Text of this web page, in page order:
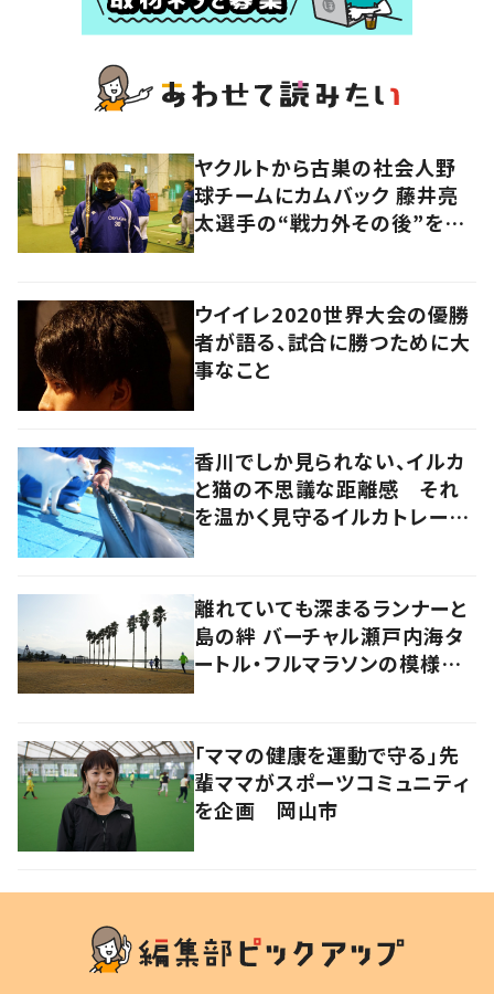
ヤクルトから古巣の社会人野
球チームにカムバック 藤井亮
太選手の“戦力外その後”を追
ウイイレ2020世界大会の優勝
者が語る、試合に勝つために大
事なこと
香川でしか見られない、イルカ
と猫の不思議な距離感 それ
を温かく見守るイルカトレーナ
離れていても深まるランナーと
島の絆 バーチャル瀬戸内海タ
ートル・フルマラソンの模様を
「ママの健康を運動で守る」先
輩ママがスポーツコミュニティ
を企画 岡山市